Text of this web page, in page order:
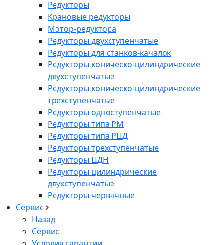
Редукторы
Крановые редукторы
Мотор-редуктора
Редукторы двухступенчатые
Редукторы для станков-качалок
Редукторы коническо-цилиндрические
двухступенчатые
Редукторы коническо-цилиндрические
трехступенчатые
Редукторы одноступенчатые
Редукторы типа РМ
Редукторы типа РЦД
Редукторы трехступенчатые
Редукторы ЦДН
Редукторы цилиндрические
двухступенчатые
Редукторы червячные
Сервис
Назад
Сервис